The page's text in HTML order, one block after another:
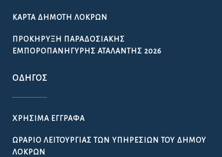
ΚΆΡΤΑ ΔΗΜΌΤΗ ΛΟΚΡΏΝ
ΠΡΟΚΉΡΥΞΗ ΠΑΡΑΔΟΣΙΑΚΉΣ
ΕΜΠΟΡΟΠΑΝΉΓΥΡΗΣ ΑΤΑΛΆΝΤΗΣ 2026
ΟΔΗΓΌΣ
ΧΡΉΣΙΜΑ ΈΓΓΡΑΦΑ
ΩΡΆΡΙΟ ΛΕΙΤΟΥΡΓΊΑΣ ΤΩΝ ΥΠΗΡΕΣΙΏΝ ΤΟΥ ΔΉΜΟΥ
ΛΟΚΡΏΝ